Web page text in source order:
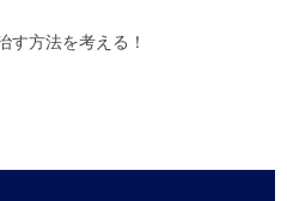
す方法を考える！